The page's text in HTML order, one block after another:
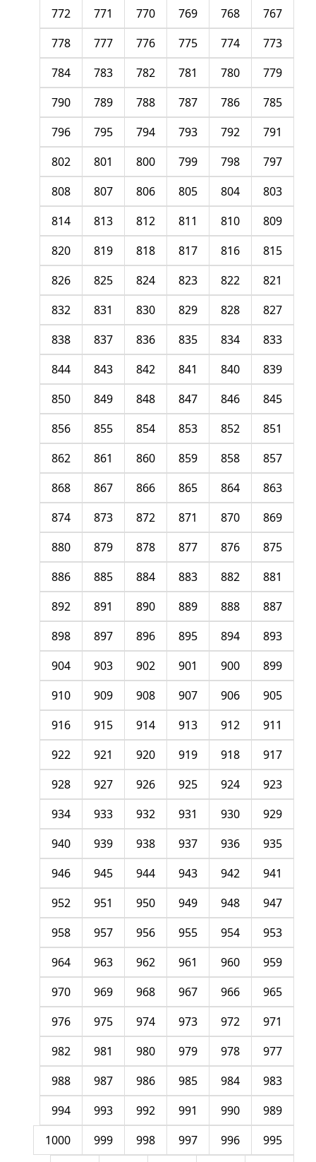
767
768
769
770
771
772
773
774
775
776
777
778
779
780
781
782
783
784
785
786
787
788
789
790
791
792
793
794
795
796
797
798
799
800
801
802
803
804
805
806
807
808
809
810
811
812
813
814
815
816
817
818
819
820
821
822
823
824
825
826
827
828
829
830
831
832
833
834
835
836
837
838
839
840
841
842
843
844
845
846
847
848
849
850
851
852
853
854
855
856
857
858
859
860
861
862
863
864
865
866
867
868
869
870
871
872
873
874
875
876
877
878
879
880
881
882
883
884
885
886
887
888
889
890
891
892
893
894
895
896
897
898
899
900
901
902
903
904
905
906
907
908
909
910
911
912
913
914
915
916
917
918
919
920
921
922
923
924
925
926
927
928
929
930
931
932
933
934
935
936
937
938
939
940
941
942
943
944
945
946
947
948
949
950
951
952
953
954
955
956
957
958
959
960
961
962
963
964
965
966
967
968
969
970
971
972
973
974
975
976
977
978
979
980
981
982
983
984
985
986
987
988
989
990
991
992
993
994
995
996
997
998
999
1000